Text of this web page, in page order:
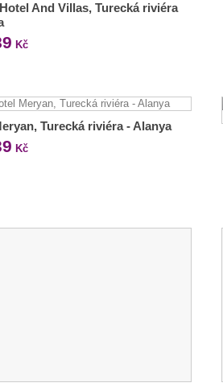
And Villas, Turecká riviéra
Kč
Turecká riviéra - Alanya
Kč